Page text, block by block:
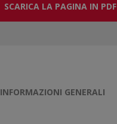
SCARICA LA PAGINA IN PDF
INFORMAZIONI GENERALI